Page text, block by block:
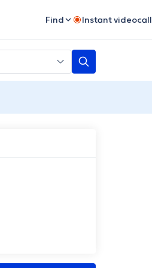
Find Instant videocall